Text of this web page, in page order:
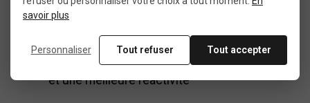
Un remplacement de fourche cassée ou
Un upgrade permettant un meilleur contrôle
et une meilleure réactivité
savoir plus
Personnaliser Tout refuser Tout accepter